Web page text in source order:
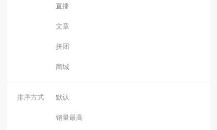
直播
文章
拼团
商城
排序方式 默认
销量最高